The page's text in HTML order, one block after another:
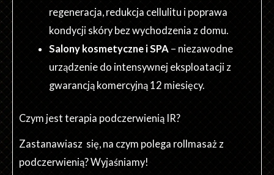
regeneracja, redukcja cellulitu i poprawa
kondycji skóry bez wychodzenia z domu.
Salony kosmetyczne i SPA – niezawodne
urządzenie do intensywnej eksploatacji z
gwarancją komercyjną 12 miesięcy.
Czym jest terapia podczerwienią IR?
Zastanawiasz się, na czym polega rollmasaż z
podczerwienią? Wyjaśniamy!